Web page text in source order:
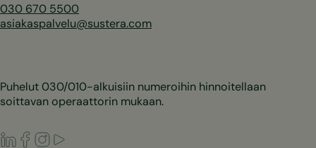
030 670 5500
asiakaspalvelu@sustera.com
Puhelut 030/010-alkuisiin numeroihin hinnoitellaan
soittavan operaattorin mukaan.
LinkedIn
Facebook
Instagram